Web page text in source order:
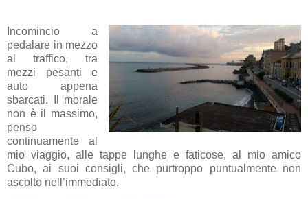
Incomincio a
pedalare in mezzo
al traffico, tra
mezzi pesanti e
auto appena
sbarcati. Il morale
non è il massimo,
penso
continuamente al
mio viaggio, alle tappe lunghe e faticose, al mio amico
Cubo, ai suoi consigli, che purtroppo puntualmente non
ascolto nell’immediato.